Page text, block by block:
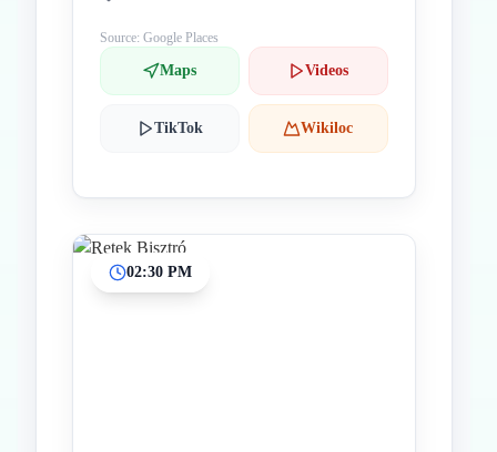
Source: Google Places
Maps Videos
TikTok Wikiloc
02:30 PM